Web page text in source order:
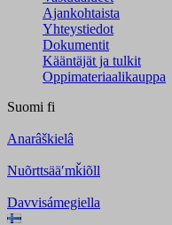
Ajankohtaista
Yhteystiedot
Dokumentit
Kääntäjät ja tulkit
Oppimateriaalikauppa
Suomi fi
Anarâškielâ
Nuõrttsääʹmǩiõll
Davvisámegiella